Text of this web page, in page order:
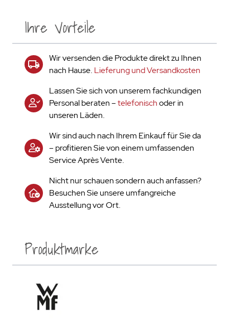
Ihre Vorteile
Wir versenden die Produkte direkt zu Ihnen
nach Hause. Lieferung und Versandkosten
Lassen Sie sich von unserem fachkundigen
Personal beraten –telefonischoder in
unseren Läden.
Wir sind auch nach Ihrem Einkauf für Sie da
– profitieren Sie von einem umfassenden
Service Après Vente.
Nicht nur schauen sondern auch anfassen?
Besuchen Sie unsere umfangreiche
Ausstellung vor Ort.
Produktmarke